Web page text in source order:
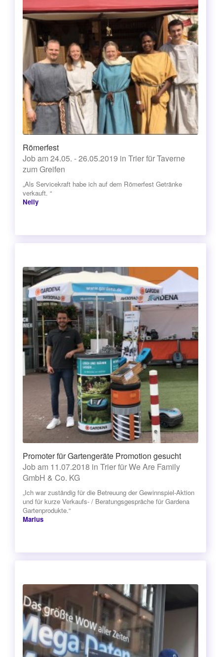
Römerfest
Job am 24.05. - 26.05.2019 in Trier für Taverne
zum Greifen
„Als Servicekraft habe ich auf dem Römerfest Getränke
verkauft. “
Nelly
Promoter für Gartengeräte Promotion gesucht
Job am 11.07.2018 in Trier für We Are Family
GmbH & Co. KG
„Ich war zuständig für die Betreuung der Gewinnspiel-Aktion
und für kurze Verkaufs- / Beratungsgespräche für Gardena
Gartenprodukte.“
Marius